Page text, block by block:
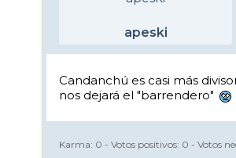
apeski
Candanchú es casi más
nos dejará el "barrendero"
Karma: 0 - Votos positivos: 0 - Votos